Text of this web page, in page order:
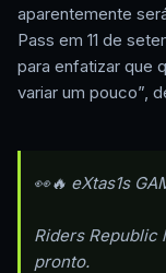
aparentemente
Pass em 11 de
para enfatizar que
variar um pouco”,
👀🔥 eXtas1s
Riders Republic
pronto.